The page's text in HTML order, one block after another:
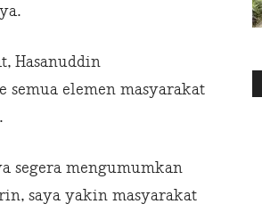
Hasanuddin
elemen masyarakat
segera mengumumkan
saya yakin masyarakat